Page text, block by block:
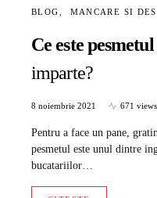
BLOG MANCARE SI
Ce este
imparte?
8 noiembrie 2021 671 views
Pentru a face un pane,
pesmetul este unul dintre
bucatariilor…